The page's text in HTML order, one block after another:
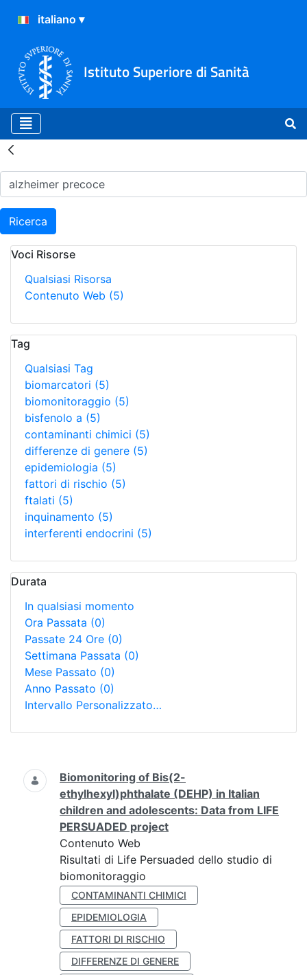
Istituto Superiore di Sanità
Risultati della Ricerca -
Ricerca
Voci Risorse
Qualsiasi Risorsa
Contenuto Web (5)
Tag
Qualsiasi Tag
biomarcatori (5)
biomonitoraggio (5)
bisfenolo a (5)
contaminanti chimici (5)
differenze di genere (5)
epidemiologia (5)
fattori di rischio (5)
ftalati (5)
inquinamento (5)
interferenti endocrini (5)
Durata
In qualsiasi momento
Ora Passata (0)
Passate 24 Ore (0)
Settimana Passata (0)
Mese Passato (0)
Anno Passato (0)
Intervallo Personalizzato…
Ricerca
Biomonitoring of Bis(2-
ethylhexyl)phthalate (DEHP) in Italian
children and adolescents: Data from LIFE
PERSUADED project
Contenuto Web
Risultati di Life Persuaded dello studio di
biomonitoraggio
CONTAMINANTI CHIMICI
EPIDEMIOLOGIA
FATTORI DI RISCHIO
DIFFERENZE DI GENERE